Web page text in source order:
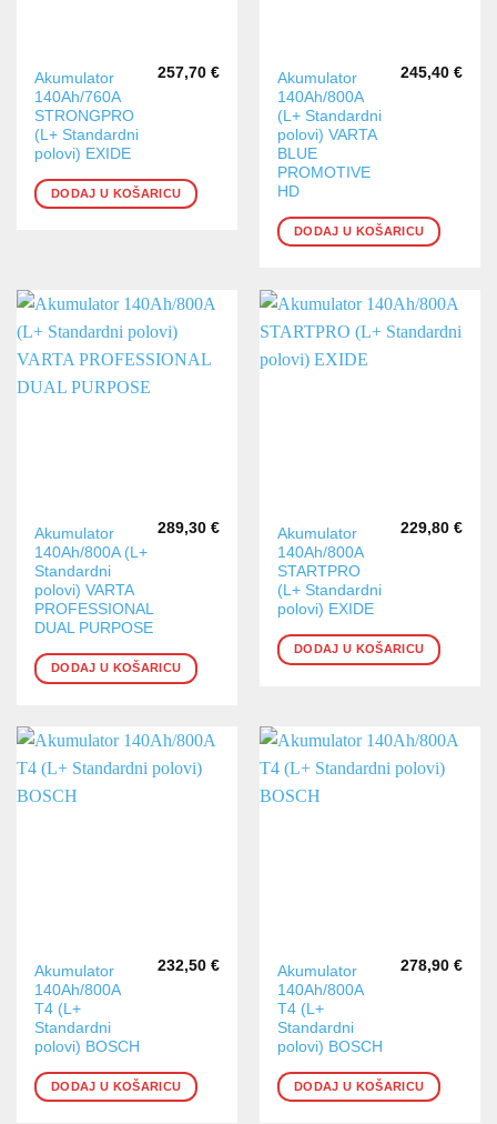
Akumulator
140Ah/760A
STRONGPRO
(L+ Standardni
polovi) EXIDE
257,70 €
DODAJ U KOŠARICU
Akumulator
140Ah/800A
(L+ Standardni
polovi) VARTA
BLUE
PROMOTIVE
HD
245,40 €
DODAJ U KOŠARICU
Akumulator
140Ah/800A (L+
Standardni
polovi) VARTA
PROFESSIONAL
DUAL PURPOSE
289,30 €
DODAJ U KOŠARICU
Akumulator
140Ah/800A
STARTPRO
(L+ Standardni
polovi) EXIDE
229,80 €
DODAJ U KOŠARICU
Akumulator
140Ah/800A
T4 (L+
Standardni
polovi) BOSCH
232,50 €
DODAJ U KOŠARICU
Akumulator
140Ah/800A
T4 (L+
Standardni
polovi) BOSCH
278,90 €
DODAJ U KOŠARICU